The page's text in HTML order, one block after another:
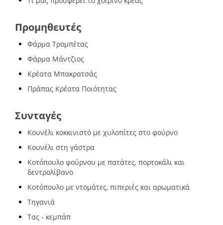
Προμηθευτές
Φάρμα Τρομπέτας
Φάρμα Μάντζιος
Κρέατα Μπακρατσάς
Πράπας Κρέατα Ποιότητας
Συνταγές
Κουνέλι κοκκινιστό με χυλοπίτες στο φούρνο
Κουνέλι στη γάστρα
Κοτόπουλο φούρνου με πατάτες, πορτοκάλι και
δεντρολίβανο
Κοτόπουλο με ντομάτες, πιπεριές και αρωματικά
Τηγανιά
Τας - κεμπάπ